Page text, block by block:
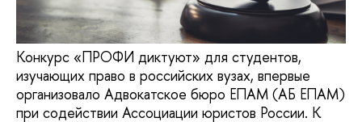
Конкурс «ПРОФИ диктуют» для студентов,
изучающих право в российских вузах, впервые
организовало Адвокатское бюро ЕПАМ (АБ ЕПАМ)
при содействии Ассоциации юристов России. К